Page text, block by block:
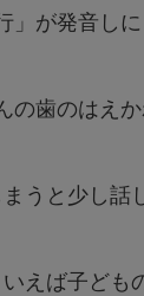
」が発音し
の歯のはえ
うと少し話
えば子ども